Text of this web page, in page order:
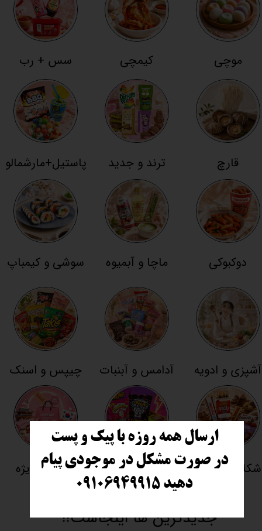
موچی کیمچی سس + رب
قارچ ترند و جدید پاستیل+مارشمالو
دوکبوکی ماچا و آبمیوه سوشی و کیمباپ
آشپزی و ادویه آدامس و آبنبات چیپس و اسنک
شکلات تنقلات ترش و چالشی تخفیفی ویژه
جدیدترین ها اینجاست!!
ارسال همه روزه با پیک و پست
در صورت مشکل در موجودی پیام
دهید